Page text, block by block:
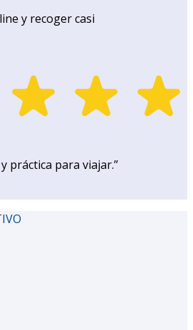
y recoger casi
práctica para viajar.”